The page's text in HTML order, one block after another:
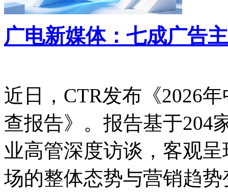
广电新媒体：七成广告
近日，CTR发布《2026
查报告》。报告基于204
业高管深度访谈，客观
场的整体态势与营销趋势